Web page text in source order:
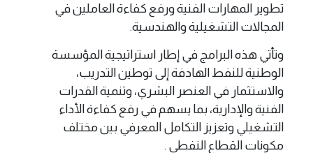
تطوير المهارات الفنية ورفع كفاءة العاملين في
المجالات التشغيلية والهندسية.
وتأتي هذه البرامج في إطار استراتيجية المؤسسة
الوطنية للنفط الهادفة إلى توطين التدريب،
والاستثمار في العنصر البشري، وتنمية القدرات
الفنية والإدارية، بما يسهم في رفع كفاءة الأداء
التشغيلي وتعزيز التكامل المعرفي بين مختلف
مكونات القطاع النفطي .